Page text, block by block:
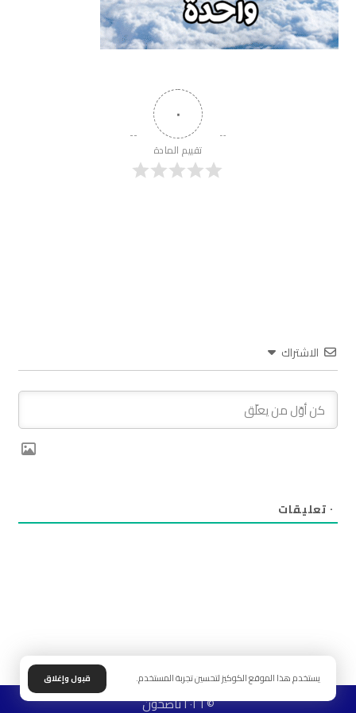
٠
تقييم المادة
الاشتراك
٠ تعليقات
© ٢٠٢٦ ناصحون
يستخدم هذا الموقع الكوكيز لتحسين تجربة المستخدم. قبول وإغلاق